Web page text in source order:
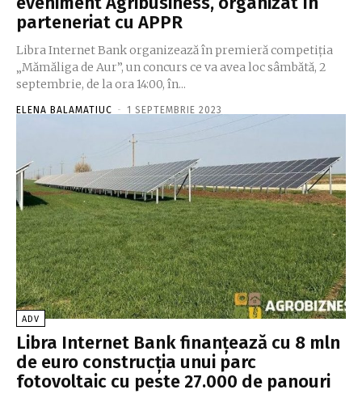
parteneriat cu APPR
Libra Internet Bank organizează în premieră competiţia
„Mămăliga de Aur”, un concurs ce va avea loc sâmbătă, 2
septembrie, de la ora 14:00, în...
ELENA BALAMATIUC - 1 SEPTEMBRIE 2023
ADV
Libra Internet Bank finanţează cu 8 mln
de euro construcţia unui parc
fotovoltaic cu peste 27.000 de panouri